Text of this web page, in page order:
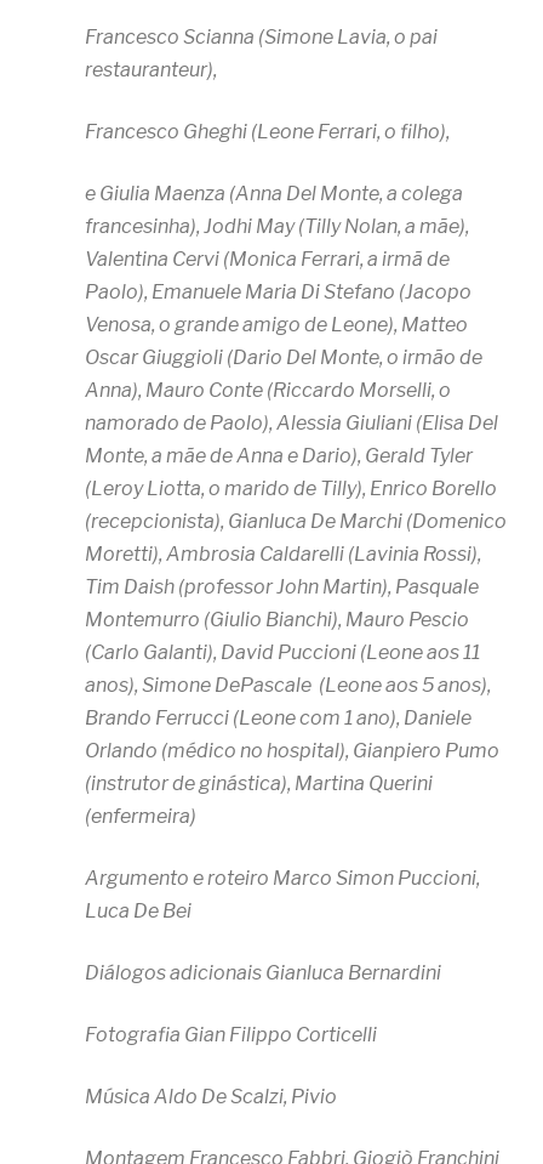
Francesco Scianna (Simone Lavia, o pai
restauranteur),
Francesco Gheghi (Leone Ferrari, o filho),
e Giulia Maenza (Anna Del Monte, a colega
francesinha), Jodhi May (Tilly Nolan, a mãe),
Valentina Cervi (Monica Ferrari, a irmã de
Paolo), Emanuele Maria Di Stefano (Jacopo
Venosa, o grande amigo de Leone), Matteo
Oscar Giuggioli (Dario Del Monte, o irmão de
Anna), Mauro Conte (Riccardo Morselli, o
namorado de Paolo), Alessia Giuliani (Elisa Del
Monte, a mãe de Anna e Dario), Gerald Tyler
(Leroy Liotta, o marido de Tilly), Enrico Borello
(recepcionista), Gianluca De Marchi (Domenico
Moretti), Ambrosia Caldarelli (Lavinia Rossi),
Tim Daish (professor John Martin), Pasquale
Montemurro (Giulio Bianchi), Mauro Pescio
(Carlo Galanti), David Puccioni (Leone aos 11
anos), Simone DePascale (Leone aos 5 anos),
Brando Ferrucci (Leone com 1 ano), Daniele
Orlando (médico no hospital), Gianpiero Pumo
(instrutor de ginástica), Martina Querini
(enfermeira)
Argumento e roteiro Marco Simon Puccioni,
Luca De Bei
Diálogos adicionais Gianluca Bernardini
Fotografia Gian Filippo Corticelli
Música Aldo De Scalzi, Pivio
Montagem Francesco Fabbri, Giogiò Franchini